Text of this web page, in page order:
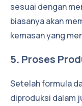
sesuai dengan
biasanya akan
kemasan yang
5. Proses
Setelah formula
diproduksi dalam